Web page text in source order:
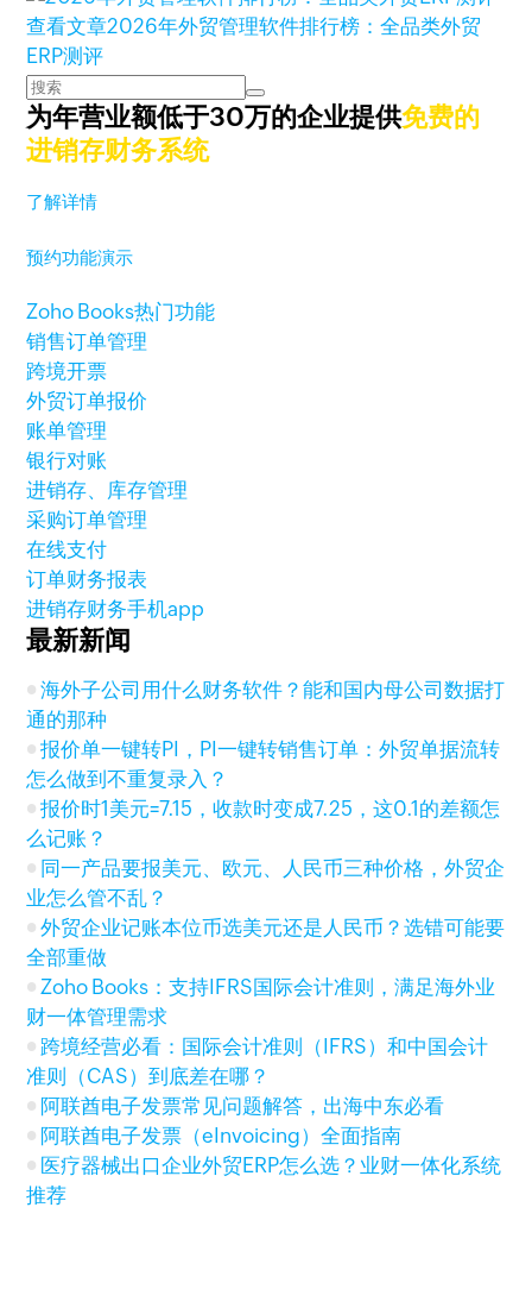
查看文章2026年外贸管理软件排行榜：全品类外贸
ERP测评
为年营业额低于30万的企业提供免费的
进销存财务系统
了解详情
预约功能演示
Zoho Books热门功能
销售订单管理
跨境开票
外贸订单报价
账单管理
银行对账
进销存、库存管理
采购订单管理
在线支付
订单财务报表
进销存财务手机app
最新新闻
海外子公司用什么财务软件？能和国内母公司数据打
通的那种
报价单一键转PI，PI一键转销售订单：外贸单据流转
怎么做到不重复录入？
报价时1美元=7.15，收款时变成7.25，这0.1的差额怎
么记账？
同一产品要报美元、欧元、人民币三种价格，外贸企
业怎么管不乱？
外贸企业记账本位币选美元还是人民币？选错可能要
全部重做
Zoho Books：支持IFRS国际会计准则，满足海外业
财一体管理需求
跨境经营必看：国际会计准则（IFRS）和中国会计
准则（CAS）到底差在哪？
阿联酋电子发票常见问题解答，出海中东必看
阿联酋电子发票（eInvoicing）全面指南
医疗器械出口企业外贸ERP怎么选？业财一体化系统
推荐